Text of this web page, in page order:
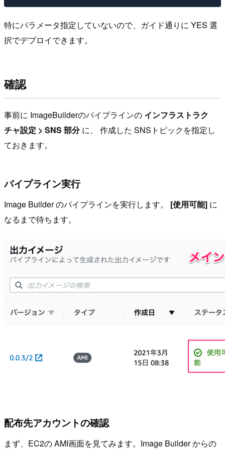
特にパラメータ指定していないので、ガイド通りに YES 選
択でデプロイできます。
確認
事前に ImageBuilderのパイプラインの インフラストラク
チャ設定 > SNS 部分に、 作成した SNSトピックを指定し
ておきます。
パイプライン実行
Image Builder のパイプラインを実行します。 [使用可能] に
なるまで待ちます。
配布先アカウントの確認
まず、EC2の AMI画面を見てみます。Image Builder からの